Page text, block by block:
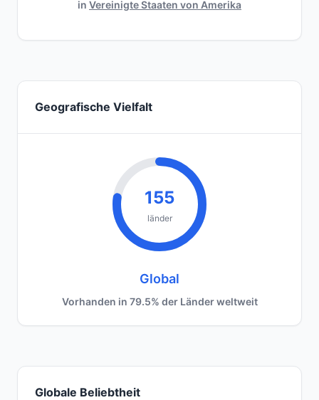
in Vereinigte Staaten von Amerika
Geografische Vielfalt
155
länder
Global
Vorhanden in 79.5% der Länder weltweit
Globale Beliebtheit